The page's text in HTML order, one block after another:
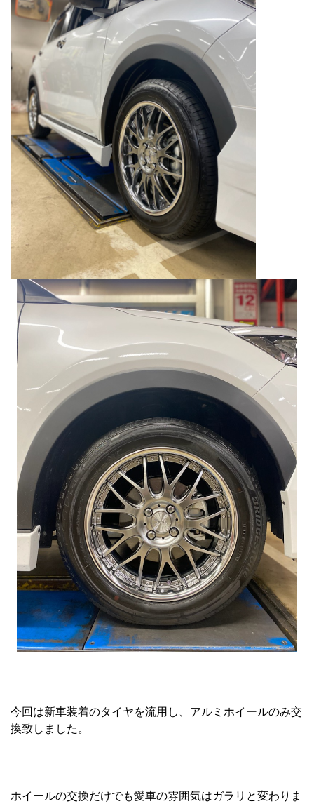
今回は新車装着のタイヤを流用し、アルミホイールのみ交
換致しました。
ホイールの交換だけでも愛車の雰囲気はガラリと変わりま